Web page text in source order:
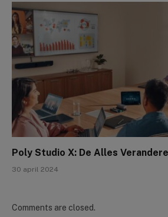
Poly Studio X: De Alles
30 april 2024
Comments are closed.